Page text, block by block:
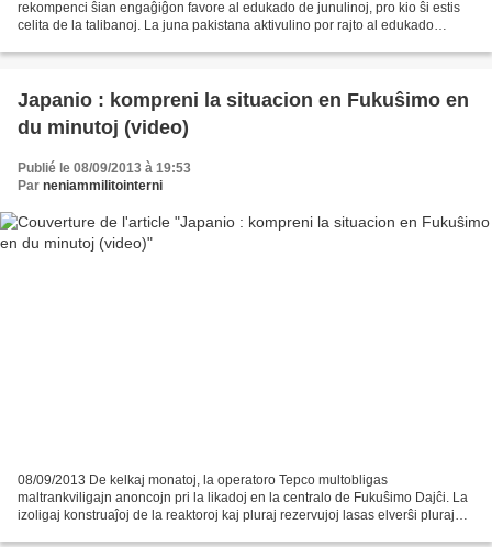
rekompenci ŝian engaĝiĝon favore al edukado de junulinoj, pro kio ŝi estis
celita de la talibanoj. La juna pakistana aktivulino por rajto al edukado
Japanio : kompreni la situacion en Fukuŝimo en
du minutoj (video)
Publié le 08/09/2013 à 19:53
Par neniammilitointerni
08/09/2013 De kelkaj monatoj, la operatoro Tepco multobligas
maltrankviligajn anoncojn pri la likadoj en la centralo de Fukuŝimo Dajĉi. La
izoligaj konstruaĵoj de la reaktoroj kaj pluraj rezervujoj lasas elverŝi plurajn